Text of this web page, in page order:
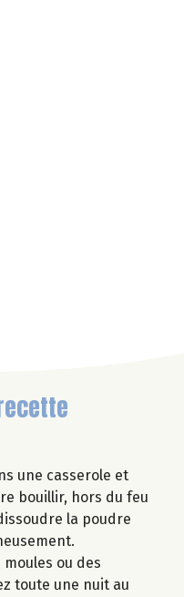
une casserole et
bouillir, hors du feu
la poudre
ou des
toute une nuit au